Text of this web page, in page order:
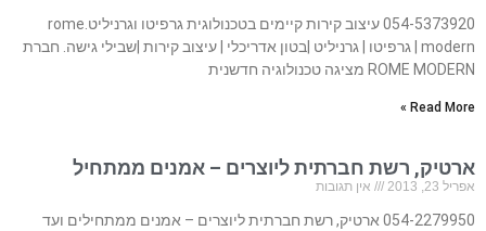
054-5373920 עיצוב קירות קיימים בטכנולוגית גרפיטו וגרניליט.rome
modern | גרפיטו | גרניליט |בטון אדריכלי | עיצוב קירות |שבילי גישה. חברת
ROME MODERN מציגה טכנולוגיה חדשנית
Read More »
ארטיק, רשת חברתית ליוצרים – אמנים ממתחיל
אפריל 23, 2013 אין תגובות
054-2279950 ארטיק, רשת חברתית ליוצרים – אמנים ממתחילים ועד